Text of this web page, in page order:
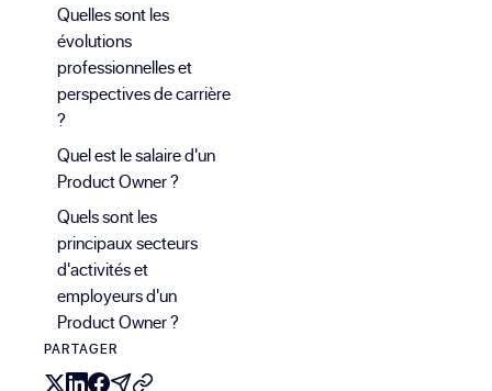
Quelles sont les
évolutions
professionnelles et
perspectives de carrière
?
Quel est le salaire d'un
Product Owner ?
Quels sont les
principaux secteurs
d'activités et
employeurs d'un
Product Owner ?
PARTAGER